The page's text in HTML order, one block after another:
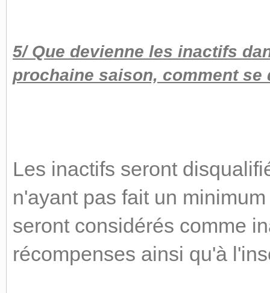
5/ Que devienne les inactifs
prochaine saison, comment se
Les inactifs seront
n'ayant pas fait un
seront considérés comme
récompenses ainsi qu'à